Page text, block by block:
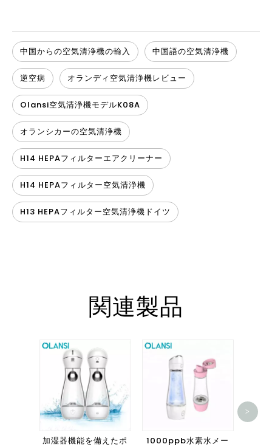
中国からの空気清浄機の輸入 中国語の空気清浄機
逆空病 オランディ空気清浄機レビュー
Olansi空気清浄機モデルK08A
オランシカーの空気清浄機
H14 HEPAフィルターエアクリーナー
H14 HEPAフィルター空気清浄機
H13 HEPAフィルター空気清浄機ドイツ
関連製品
加湿器機能を備えたポ
1000ppb水素水メー
マイ
加湿
>